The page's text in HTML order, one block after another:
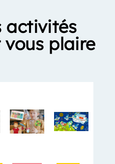
activités
plaire